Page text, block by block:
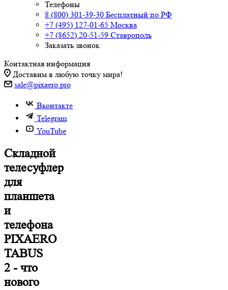
Телефоны
8 (800) 301-39-30 Бесплатный по РФ
+7 (495) 127-01-65 Москва
+7 (8652) 20-51-59 Ставрополь
Заказать звонок
Контактная информация
Доставим в любую точку мира!
sale@pixaero.pro
Вконтакте
Telegram
YouTube
Складной
телесуфлер
для
планшета
и
телефона
PIXAERO
TABUS
2 - что
нового